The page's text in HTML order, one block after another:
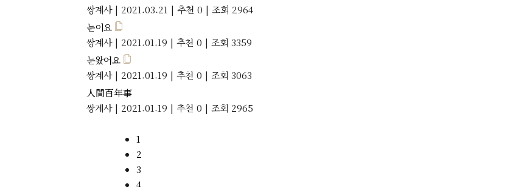
쌍계사 | 2021.03.21 | 추천 0 | 조회 2964
눈이요
쌍계사 | 2021.01.19 | 추천 0 | 조회 3359
눈왔어요
쌍계사 | 2021.01.19 | 추천 0 | 조회 3063
人間百年事
쌍계사 | 2021.01.19 | 추천 0 | 조회 2965
1
2
3
4